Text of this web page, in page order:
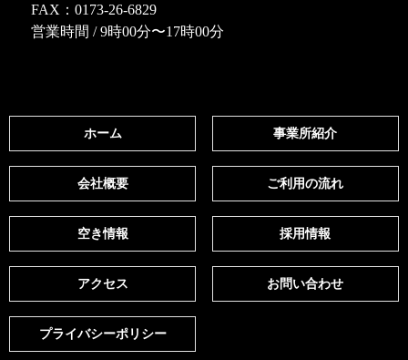
FAX：0173-26-6829
営業時間 / 9時00分〜17時00分
ホーム 事業所紹介
会社概要 ご利用の流れ
空き情報 採用情報
アクセス お問い合わせ
プライバシーポリシー